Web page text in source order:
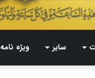
سایر ویژه نامه